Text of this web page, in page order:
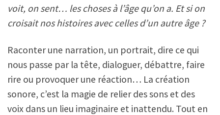
voit, on sent… les choses à l’âge qu’on a. Et si on
croisait nos histoires avec celles d’un autre âge ?
Raconter une narration, un portrait, dire ce qui
nous passe par la tête, dialoguer, débattre, faire
rire ou provoquer une réaction… La création
sonore, c’est la magie de relier des sons et des
voix dans un lieu imaginaire et inattendu. Tout en